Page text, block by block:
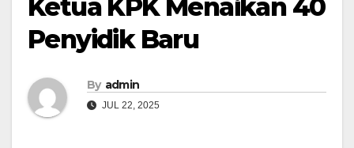
Ketua KPK Menaikan 40
Penyidik Baru
By admin
JUL 22, 2025